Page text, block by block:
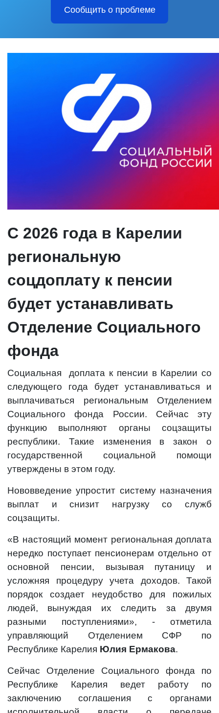
Сообщить о проблеме
С 2026 года в Карелии
региональную
соцдоплату к пенсии
будет устанавливать
Отделение Социального
фонда
Социальная доплата к пенсии в Карелии со
следующего года будет устанавливаться и
выплачиваться региональным Отделением
Социального фонда России. Сейчас эту
функцию выполняют органы соцзащиты
республики. Такие изменения в закон о
государственной социальной помощи
утверждены в этом году.
Нововведение упростит систему назначения
выплат и снизит нагрузку со служб
соцзащиты.
«В настоящий момент региональная доплата
нередко поступает пенсионерам отдельно от
основной пенсии, вызывая путаницу и
усложняя процедуру учета доходов. Такой
порядок создает неудобство для пожилых
людей, вынуждая их следить за двумя
разными поступлениями», - отметила
управляющий Отделением СФР по
Республике Карелия Юлия Ермакова.
Сейчас Отделение Социального фонда по
Республике Карелия ведет работу по
заключению соглашения с органами